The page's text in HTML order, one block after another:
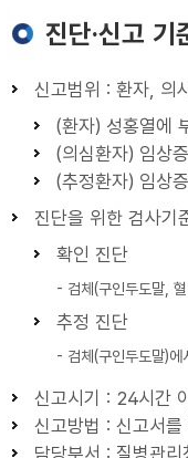
진단·신고 기
신고범위 : 환자, 의
(환자) 성홍열에
(의심환자) 임상
(추정환자) 임상
진단을 위한 검사기
확인 진단
- 검체(구인두도말,
추정 진단
- 검체(구인두도말)에
신고시기 : 24시간
신고방법 : 신고서
담당부서 : 질병관